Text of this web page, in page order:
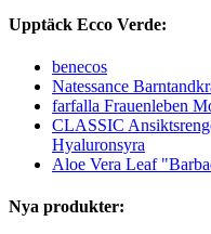
Upptäck Ecco Verde:
benecos
Natessance
farfalla Frauenleben
CLASSIC
Hyaluronsyra
Aloe Vera Leaf
Nya produkter: